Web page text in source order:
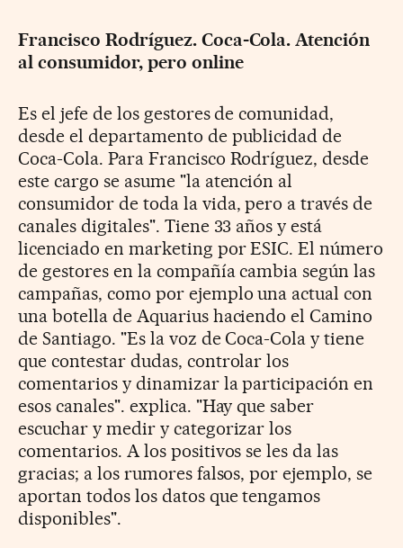
Francisco Rodríguez. Coca-Cola. Atención
al consumidor, pero online
Es el jefe de los gestores de comunidad,
desde el departamento de publicidad de
Coca-Cola. Para Francisco Rodríguez, desde
este cargo se asume "la atención al
consumidor de toda la vida, pero a través de
canales digitales". Tiene 33 años y está
licenciado en marketing por ESIC. El número
de gestores en la compañía cambia según las
campañas, como por ejemplo una actual con
una botella de Aquarius haciendo el Camino
de Santiago. "Es la voz de Coca-Cola y tiene
que contestar dudas, controlar los
comentarios y dinamizar la participación en
esos canales". explica. "Hay que saber
escuchar y medir y categorizar los
comentarios. A los positivos se les da las
gracias; a los rumores falsos, por ejemplo, se
aportan todos los datos que tengamos
disponibles".